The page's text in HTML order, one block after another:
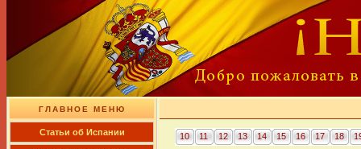
ГЛАВНОЕ МЕНЮ
Cтатьи об Испании 10 11 12 13 14 15 16 17 18